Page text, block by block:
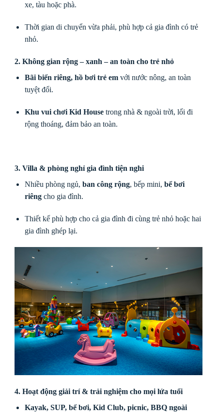
xe, tàu hoặc phà.
Thời gian di chuyển vừa phải, phù hợp cả gia đình có trẻ
nhỏ.
2. Không gian rộng – xanh – an toàn cho trẻ nhỏ
Bãi biển riêng, hồ bơi trẻ emvới nước nông, an toàn
tuyệt đối.
Khu vui chơi Kid Housetrong nhà & ngoài trời, lối đi
rộng thoáng, đảm bảo an toàn.
3. Villa & phòng nghỉ gia đình tiện nghi
Nhiều phòng ngủ, ban công rộng, bếp mini, bể bơi
riêngcho gia đình.
Thiết kế phù hợp cho cả gia đình đi cùng trẻ nhỏ hoặc hai
gia đình ghép lại.
4. Hoạt động giải trí & trải nghiệm cho mọi lứa tuổi
Kayak, SUP, bể bơi, Kid Club, picnic, BBQ ngoài